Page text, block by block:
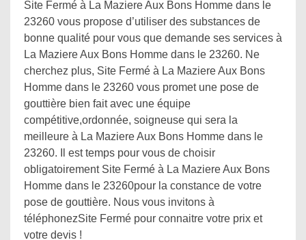
Site Fermé à La Maziere Aux Bons Homme dans le
23260 vous propose d’utiliser des substances de
bonne qualité pour vous que demande ses services à
La Maziere Aux Bons Homme dans le 23260. Ne
cherchez plus, Site Fermé à La Maziere Aux Bons
Homme dans le 23260 vous promet une pose de
gouttière bien fait avec une équipe
compétitive,ordonnée, soigneuse qui sera la
meilleure à La Maziere Aux Bons Homme dans le
23260. Il est temps pour vous de choisir
obligatoirement Site Fermé à La Maziere Aux Bons
Homme dans le 23260pour la constance de votre
pose de gouttière. Nous vous invitons à
téléphonezSite Fermé pour connaitre votre prix et
votre devis !